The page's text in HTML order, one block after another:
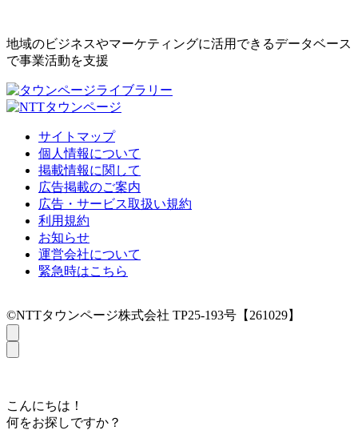
地域のビジネスやマーケティングに活用できるデータベース
で事業活動を支援
サイトマップ
個人情報について
掲載情報に関して
広告掲載のご案内
広告・サービス取扱い規約
利用規約
お知らせ
運営会社について
緊急時はこちら
©NTTタウンページ株式会社 TP25-193号【261029】
こんにちは！
何をお探しですか？